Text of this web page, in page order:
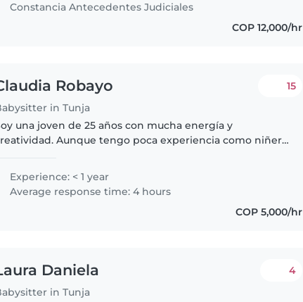
Constancia Antecedentes Judiciales
COP 12,000/hr
Robayo
in Tunja
15
una joven de 25 años con mucha energía y
Aunque tengo poca experiencia como niñera,
desde bebés hasta niños..
Experience: < 1 year
Average response time: 4 hours
COP 5,000/hr
Daniela
in Tunja
4